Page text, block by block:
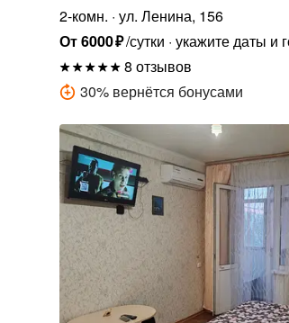
2-комн. ул. Ленина, 156
От6000₽/сутки укажите даты и
8 отзывов
30% вернётся бонусами